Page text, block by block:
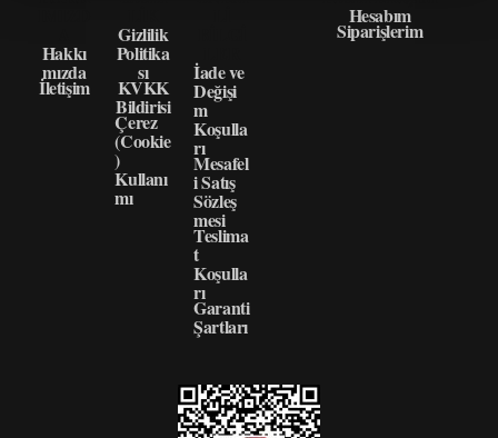
Hakkı
mızda
İletişim
Gizlilik
Politika
sı
KVKK
Bildirisi
Çerez
(Cookie
)
Kullanı
mı
İade ve
Değişi
m
Koşulla
rı
Mesafel
i Satış
Sözleş
mesi
Teslima
t
Koşulla
rı
Garanti
Şartları
Hesabım
Siparişlerim